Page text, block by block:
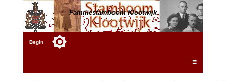
Familiestamboom Klootwijk
Begin
☰